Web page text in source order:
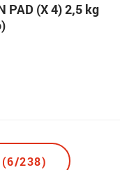
PAD (X 4) 2,5 kg
(6/238)